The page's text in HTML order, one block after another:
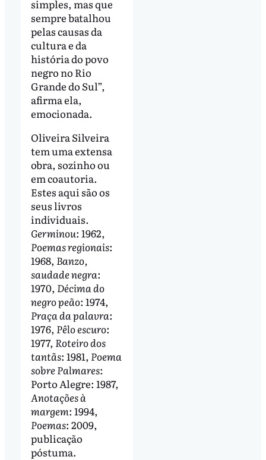
simples, mas que
sempre batalhou
pelas causas da
cultura e da
história do povo
negro no Rio
Grande do Sul”,
afirma ela,
emocionada.
Oliveira Silveira
tem uma extensa
obra, sozinho ou
em coautoria.
Estes aqui são os
seus livros
individuais.
Germinou: 1962,
Poemas regionais:
1968, Banzo,
saudade negra:
1970, Décima do
negro peão: 1974,
Praça da palavra:
1976, Pêlo escuro:
1977, Roteiro dos
tantãs: 1981, Poema
sobre Palmares:
Porto Alegre: 1987,
Anotações à
margem: 1994,
Poemas: 2009,
publicação
póstuma.